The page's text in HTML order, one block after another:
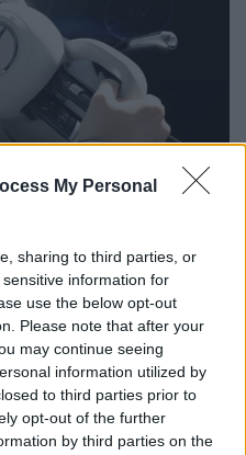
My Personal
sharing to third parties, or
information for
use the below opt-out
Please note that after your
may continue seeing
information utilized by
to third parties prior to
opt-out of the further
by third parties on the
em forma comando
a entrada e saída
proporciona uma visão
digital.
o yoke pode até ser
para veículos